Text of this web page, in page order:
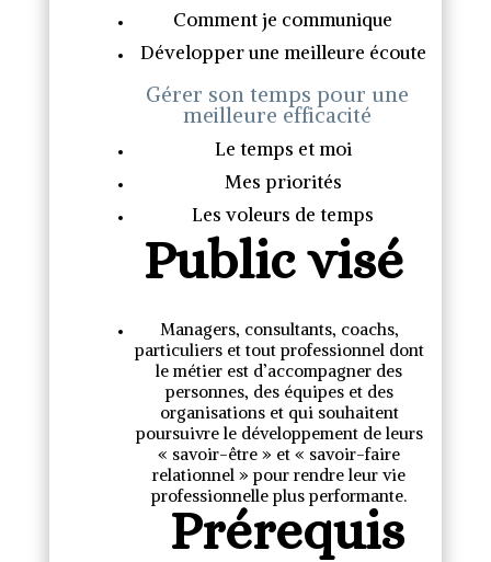
Comment je communique
Développer une meilleure écoute
Gérer son temps pour une
meilleure efficacité
Le temps et moi
Mes priorités
Les voleurs de temps
Public visé
Managers, consultants, coachs,
particuliers et tout professionnel dont
le métier est d’accompagner des
personnes, des équipes et des
organisations et qui souhaitent
poursuivre le développement de leurs
« savoir-être » et « savoir-faire
relationnel » pour rendre leur vie
professionnelle plus performante.
Prérequis